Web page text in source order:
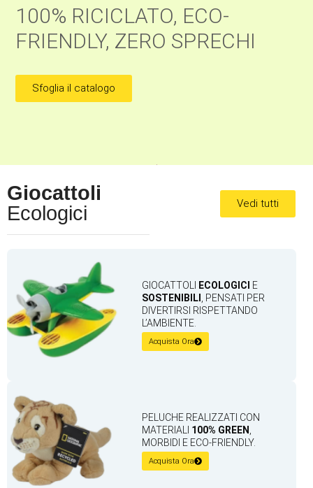
100% RICICLATO, ECO-
FRIENDLY, ZERO SPRECHI
Sfoglia il catalogo
Giocattoli
Ecologici
Vedi tutti
GIOCATTOLI ECOLOGICI
E
SOSTENIBILI
, PENSATI PER
DIVERTIRSI RISPETTANDO
L’AMBIENTE.
Acquista Ora
PELUCHE REALIZZATI CON
MATERIALI 100% GREEN
MORBIDI E ECO-FRIENDLY.
Acquista Ora